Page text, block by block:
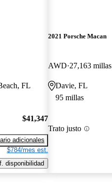
FL
$41,347
adicionales
$784/mes est.
disponibilidad
2021 Porsche Macan
AWD 27,163 millas
Davie, FL
95 millas
Trato justo